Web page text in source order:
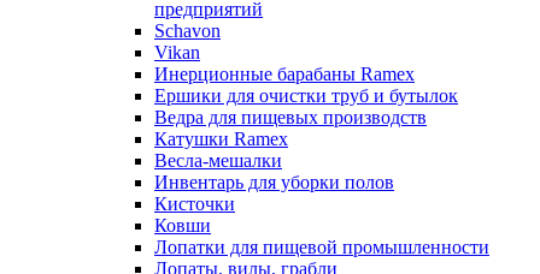
предприятий
Schavon
Vikan
Инерционные барабаны Ramex
Ершики для очистки труб и бутылок
Ведра для пищевых производств
Катушки Ramex
Весла-мешалки
Инвентарь для уборки полов
Кисточки
Ковши
Лопатки для пищевой промышленности
Лопаты, вилы, грабли